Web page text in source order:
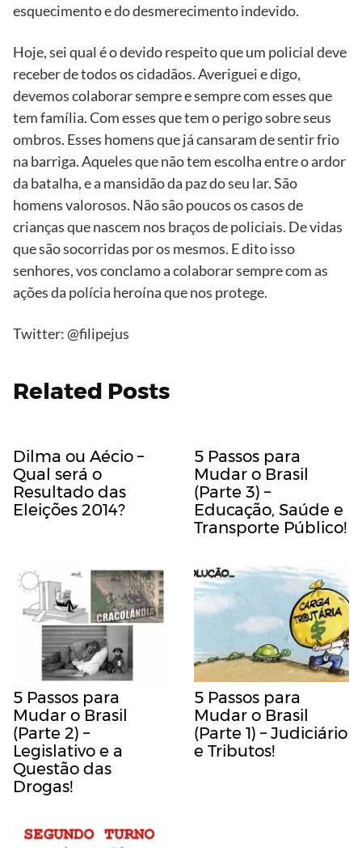
esquecimento e do desmerecimento indevido.
Hoje, sei qual é o devido respeito que um policial deve
receber de todos os cidadãos. Averiguei e digo,
devemos colaborar sempre e sempre com esses que
tem família. Com esses que tem o perigo sobre seus
ombros. Esses homens que já cansaram de sentir frio
na barriga. Aqueles que não tem escolha entre o ardor
da batalha, e a mansidão da paz do seu lar. São
homens valorosos. Não são poucos os casos de
crianças que nascem nos braços de policiais. De vidas
que são socorridas por os mesmos. E dito isso
senhores, vos conclamo a colaborar sempre com as
ações da polícia heroína que nos protege.
Twitter: @filipejus
Related Posts
Dilma ou Aécio –
Qual será o
Resultado das
Eleições 2014?
5 Passos para
Mudar o Brasil
(Parte 3) –
Educação, Saúde e
Transporte Público!
5 Passos para
Mudar o Brasil
(Parte 2) –
Legislativo e a
Questão das
Drogas!
5 Passos para
Mudar o Brasil
(Parte 1) – Judiciário
e Tributos!